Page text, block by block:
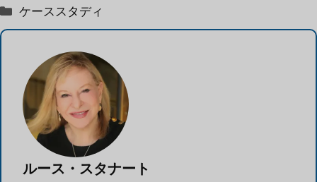
カ
テ
ー
ケーススタディ
ルース・スタナート